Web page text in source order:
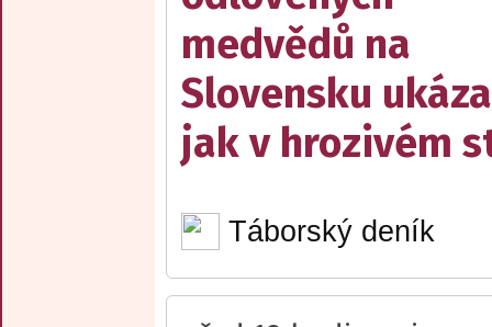
medvědů na
Slovensku
jak v hrozivém
Táborský deník